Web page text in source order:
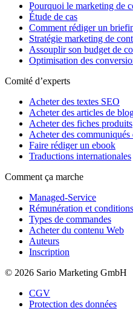
Pourquoi le marketing de
Étude de cas
Comment rédiger un
Stratégie marketing de
Assouplir son budget de
Optimisation des
Comité d’experts
Acheter des textes SEO
Acheter des articles de
Acheter des fiches produits
Acheter des communiqués
Faire rédiger un ebook
Traductions internationales
Comment ça marche
Managed-Service
Rémunération et
Types de commandes
Acheter du contenu Web
Auteurs
Inscription
© 2026 Sario Marketing GmbH
CGV
Protection des données